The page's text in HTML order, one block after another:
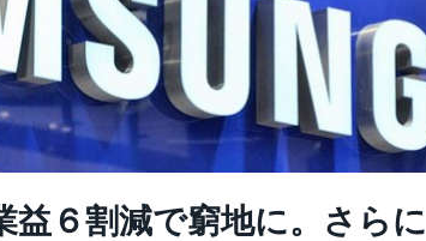
益６割減で窮地に。さらに